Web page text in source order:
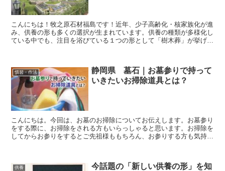
こんにちは！牧之原石材福島です！近年、少子高齢化・核家族化が進
み、供養の形も多くの選択が生まれています。供養の種類が多様化し
ている中でも、注目を浴びている１つの形として「樹木葬」が挙げら
慣習・作法
静岡県 墓石｜お墓参りで持って
いきたいお掃除道具とは？
こんにちは。今回は、お墓のお掃除についてお伝えします。お墓参り
をする際に、お掃除をされる方もいらっしゃると思います。お掃除を
してからお参りをするとご先祖様ももちろん、お参りする方も気持ち
供養
今話題の「新しい供養の形」を知